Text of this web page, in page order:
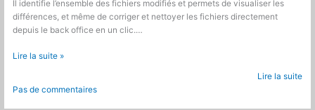
Il identifie l’ensemble des fichiers modifiés et permets de visualiser les
différences, et même de corriger et nettoyer les fichiers directement
depuis le back office en un clic.…
WordPress
que
Lire la suite »
Lire la suite
Pas de commentaires